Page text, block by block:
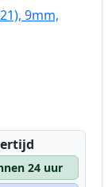
9mm,
24 uur